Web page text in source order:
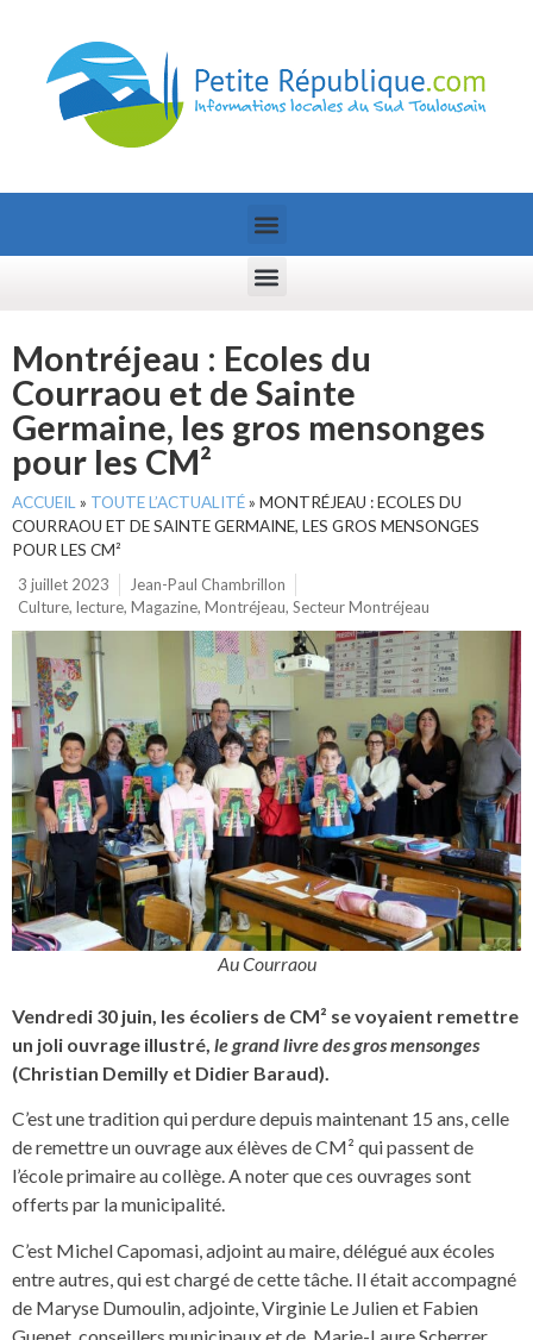
Montréjeau : Ecoles du
Courraou et de Sainte
Germaine, les gros mensonges
pour les CM²
ACCUEIL » TOUTE L’ACTUALITÉ» MONTRÉJEAU : ECOLES DU
COURRAOU ET DE SAINTE GERMAINE, LES GROS MENSONGES
POUR LES CM²
3 juillet 2023
Jean-Paul Chambrillon
Culture, lecture, Magazine, Montréjeau, Secteur Montréjeau
Au Courraou
Vendredi 30 juin, les écoliers de CM² se voyaient remettre
un joli ouvrage illustré, le grand livre des gros mensonges
(Christian Demilly et Didier Baraud).
C’est une tradition qui perdure depuis maintenant 15 ans, celle
de remettre un ouvrage aux élèves de CM² qui passent de
l’école primaire au collège. A noter que ces ouvrages sont
offerts par la municipalité.
C’est Michel Capomasi, adjoint au maire, délégué aux écoles
entre autres, qui est chargé de cette tâche. Il était accompagné
de Maryse Dumoulin, adjointe, Virginie Le Julien et Fabien
Guenet, conseillers municipaux et de Marie-Laure Scherrer,